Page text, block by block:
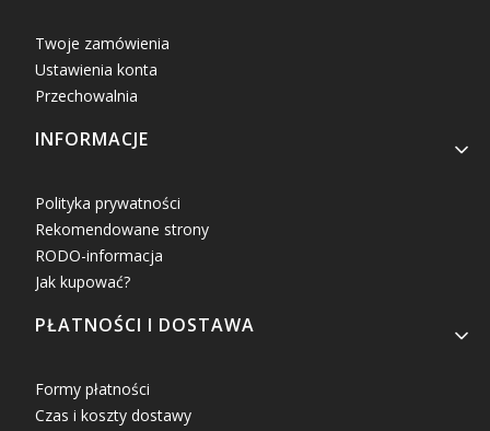
Twoje zamówienia
Ustawienia konta
Przechowalnia
INFORMACJE
Polityka prywatności
Rekomendowane strony
RODO-informacja
Jak kupować?
PŁATNOŚCI I DOSTAWA
Formy płatności
Czas i koszty dostawy